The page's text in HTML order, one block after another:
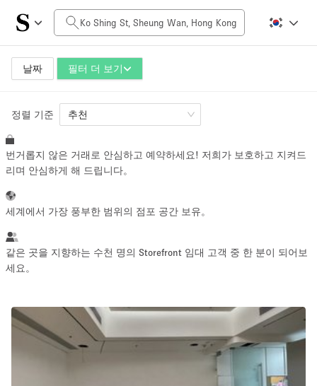
날짜 필터 더 보기
일일 비용
HK$0
공간 크기
100 sq ft 5000+ sq ft
~ 13 명
Office Shop Share
정렬 기준 추천
번거롭지 않은 거래로 안심하고 예약하세요! 저희가 보호하고 지켜드
리며 안심하게 해 드립니다。
세계에서 가장 풍부한 범위의 점포 공간 보유。
같은 곳을 지향하는 수천 명의 Storefront 임대 고객 중 한 분이 되어보
세요。